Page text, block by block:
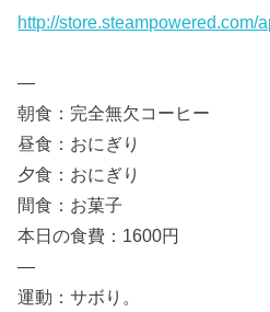
http://store.steampowered.com/
—
朝食：完全無欠コーヒー
昼食：おにぎり
夕食：おにぎり
間食：お菓子
本日の食費：1600円
—
運動：サボり。